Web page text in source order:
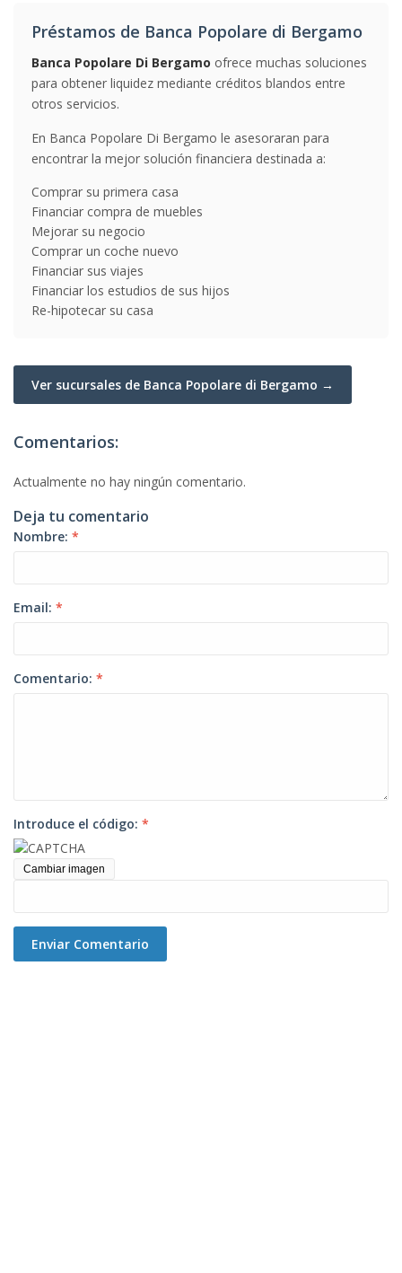
Préstamos de Banca Popolare di Bergamo
Banca Popolare Di Bergamo ofrece muchas soluciones
para obtener liquidez mediante créditos blandos entre
otros servicios.
En Banca Popolare Di Bergamo le asesoraran para
encontrar la mejor solución financiera destinada a:
Comprar su primera casa
Financiar compra de muebles
Mejorar su negocio
Comprar un coche nuevo
Financiar sus viajes
Financiar los estudios de sus hijos
Re-hipotecar su casa
Ver sucursales de Banca Popolare di Bergamo →
Comentarios:
Actualmente no hay ningún comentario.
Deja tu comentario
Nombre: *
Email: *
Comentario: *
Introduce el código: *
Cambiar imagen
Enviar Comentario